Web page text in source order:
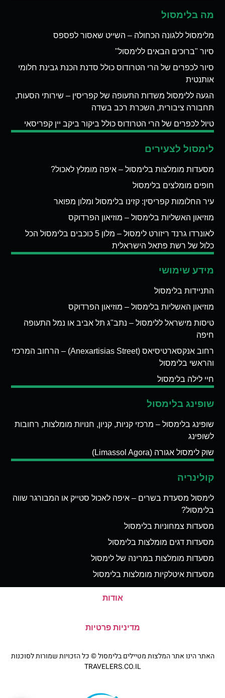
מה בלימסול
מלימסול ללגונה הכחולה – השייט שאסור לפספס
סיור "ברוכים הבאים ללימסול"
סיור לכפרים של הרי הטרודוס כולל סדנת הכנת גבינת חלומי
אותנטית
הגעה ללימסול משדות התעופה של קפריסין – שירותי הסעות,
תחבורה ציבורית, השכרת רכב בשדה
טיול לכפרים של הרי הטרודוס כולל ביקור ביקב יין קפריסאי
לימסול לצעירים
מסעדות מומלצות בלימסול – איפה מומלץ לאכול?
חופים מומלצים בלימסול
עיר החלומות קפריסין: קזינו בלימסול ומלון מפואר
מוזיאון האשליות בלימסול – מוזיאון הפרדוקס
לאונרדו גרנד ריזורט לימסול – מלון 5 כוכבים בלימסול הכל
כלול של רשת פתאל הישראלית
מידע שימושי
התניידות בלימסול
מוזיאון האשליות בלימסול – מוזיאון הפרדוקס
טיסות מישראל ללימסול – נתב"ג תל אביב או נמל התעופה
חיפה
רחוב אנקסארטיסיאס (Anexartisias Street) – הרחוב המרכזי
והראשי בלימסול
חיי לילה בלימסול
שופינג בלימסול
שופינג בלימסול – מרכזי קניות, קניון, חנויות מומלצות, רחובות
לשופינג
שוק לימסול אגורה (Limassol Agora)
קולינריה
לימסול מסעדת בשרים – איפה לאכול סטייק או המבורגר שווה
בלימסול?
מסעדות צמחוניות בלימסול
מסעדות דגים מומלצות בלימסול
מסעדות מומלצות במרינה של לימסול
מסעדות איטלקיות מומלצות בלימסול
אודות
מדיניות פרטיות
האתר הינו אתר המלצות מטיילים בלימסול © כל הזכויות שמורות לסוכנות
TRAVELERS.CO.IL